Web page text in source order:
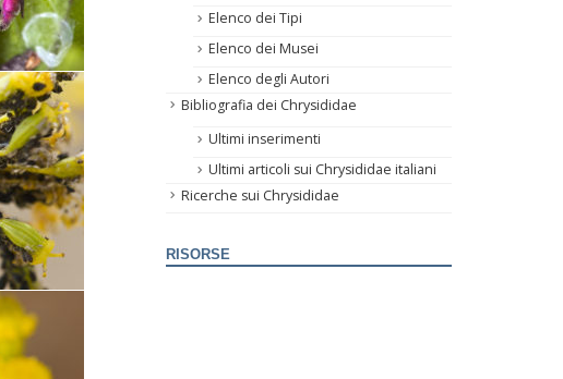
Elenco dei Tipi
Elenco dei Musei
Elenco degli Autori
Bibliografia dei Chrysididae
Ultimi inserimenti
Ultimi articoli sui Chrysididae italiani
Ricerche sui Chrysididae
RISORSE